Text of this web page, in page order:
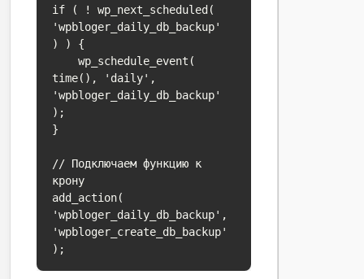
if ( ! wp_next_scheduled(
'wpbloger_daily_db_backup'
) ) {
    wp_schedule_event(
time(), 'daily',
'wpbloger_daily_db_backup'
);
}
// Подключаем функцию к
крону
add_action(
'wpbloger_daily_db_backup',
'wpbloger_create_db_backup'
);